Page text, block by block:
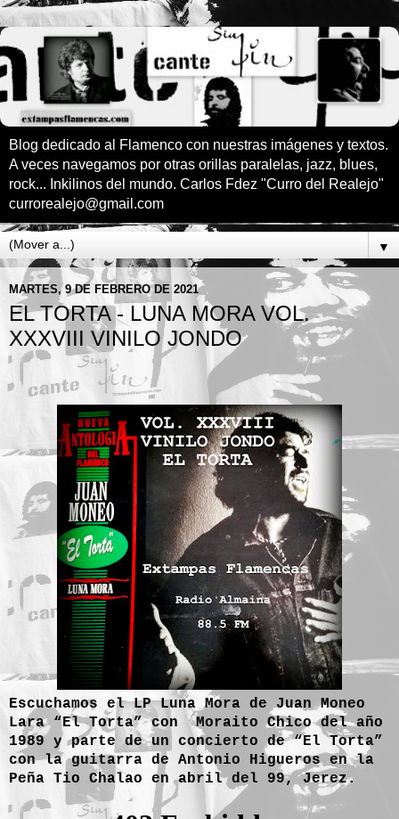
Blog dedicado al Flamenco con nuestras imágenes y textos.
A veces navegamos por otras orillas paralelas, jazz, blues,
rock... Inkilinos del mundo. Carlos Fdez "Curro del Realejo"
currorealejo@gmail.com
▼
MARTES, 9 DE FEBRERO DE 2021
EL TORTA - LUNA MORA VOL.
XXXVIII VINILO JONDO
Escuchamos el LP Luna Mora de Juan Moneo
Lara “El Torta” con Moraito Chico del año
1989 y parte de un concierto de “El Torta”
con la guitarra de Antonio Higueros en la
Peña Tio Chalao en abril del 99, Jerez.